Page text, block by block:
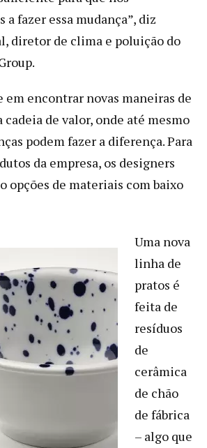
a fazer essa mudança”, diz
diretor de clima e poluição do
em encontrar novas maneiras de
cadeia de valor, onde até mesmo
podem fazer a diferença. Para
da empresa, os designers
opções de materiais com baixo
Uma nova
linha de
pratos é
feita de
resíduos
de
cerâmica
de chão
de fábrica
– algo que